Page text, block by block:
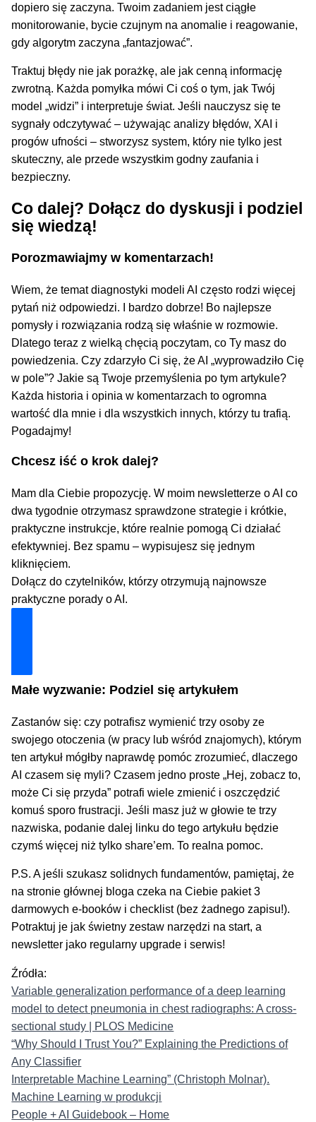
dopiero się zaczyna. Twoim zadaniem jest ciągłe
monitorowanie, bycie czujnym na anomalie i reagowanie,
gdy algorytm zaczyna „fantazjować”.
Traktuj błędy nie jak porażkę, ale jak cenną informację
zwrotną. Każda pomyłka mówi Ci coś o tym, jak Twój
model „widzi” i interpretuje świat. Jeśli nauczysz się te
sygnały odczytywać – używając analizy błędów, XAI i
progów ufności – stworzysz system, który nie tylko jest
skuteczny, ale przede wszystkim godny zaufania i
bezpieczny.
Co dalej? Dołącz do dyskusji i podziel
się wiedzą!
Porozmawiajmy w komentarzach!
Wiem, że temat diagnostyki modeli AI często rodzi więcej
pytań niż odpowiedzi. I bardzo dobrze! Bo najlepsze
pomysły i rozwiązania rodzą się właśnie w rozmowie.
Dlatego teraz z wielką chęcią poczytam, co Ty masz do
powiedzenia. Czy zdarzyło Ci się, że AI „wyprowadziło Cię
w pole”? Jakie są Twoje przemyślenia po tym artykule?
Każda historia i opinia w komentarzach to ogromna
wartość dla mnie i dla wszystkich innych, którzy tu trafią.
Pogadajmy!
Chcesz iść o krok dalej?
Mam dla Ciebie propozycję. W moim newsletterze o AI co
dwa tygodnie otrzymasz sprawdzone strategie i krótkie,
praktyczne instrukcje, które realnie pomogą Ci działać
efektywniej. Bez spamu – wypisujesz się jednym
kliknięciem.
Dołącz do czytelników, którzy otrzymują najnowsze
praktyczne porady o AI.
Małe wyzwanie: Podziel się artykułem
Zastanów się: czy potrafisz wymienić trzy osoby ze
swojego otoczenia (w pracy lub wśród znajomych), którym
ten artykuł mógłby naprawdę pomóc zrozumieć, dlaczego
AI czasem się myli? Czasem jedno proste „Hej, zobacz to,
może Ci się przyda” potrafi wiele zmienić i oszczędzić
komuś sporo frustracji. Jeśli masz już w głowie te trzy
nazwiska, podanie dalej linku do tego artykułu będzie
czymś więcej niż tylko share’em. To realna pomoc.
P.S. A jeśli szukasz solidnych fundamentów, pamiętaj, że
na stronie głównej bloga czeka na Ciebie pakiet 3
darmowych e-booków i checklist (bez żadnego zapisu!).
Potraktuj je jak świetny zestaw narzędzi na start, a
newsletter jako regularny upgrade i serwis!
Źródła:
Variable generalization performance of a deep learning
model to detect pneumonia in chest radiographs: A cross-
sectional study | PLOS Medicine
“Why Should I Trust You?” Explaining the Predictions of
Any Classifier
Interpretable Machine Learning” (Christoph Molnar).
Machine Learning w produkcji
People + AI Guidebook – Home